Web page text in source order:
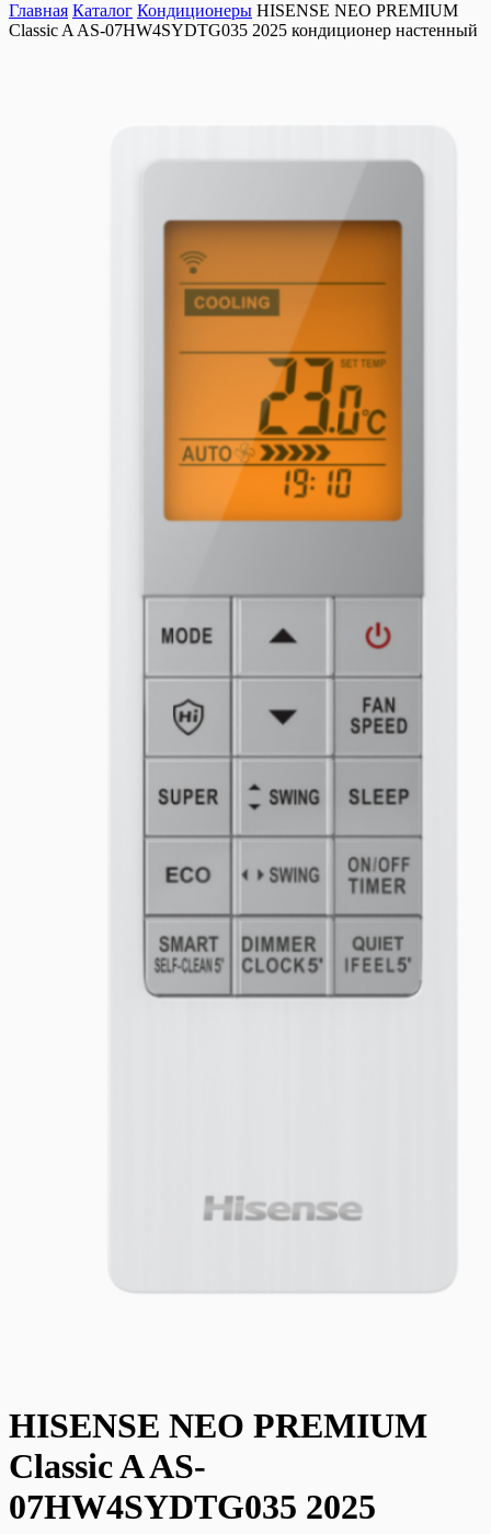
Главная Каталог Кондиционеры HISENSE NEO PREMIUM
Сlassic A AS-07HW4SYDTG035 2025 кондиционер настенный
HISENSE NEO PREMIUM
Сlassic A AS-
07HW4SYDTG035 2025